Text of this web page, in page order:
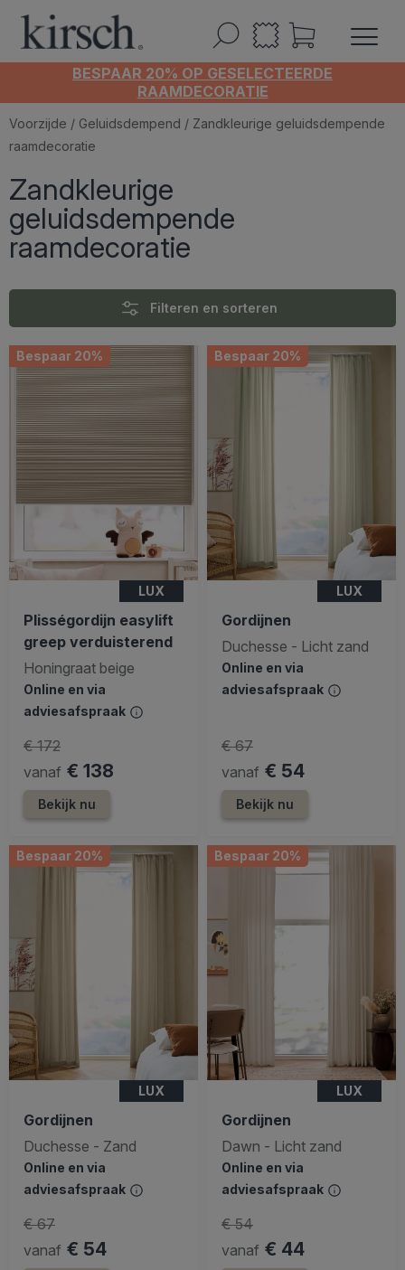
BESPAAR 20% OP GESELECTEERDE
RAAMDECORATIE
Voorzijde / Geluidsdempend / Zandkleurige geluidsdempende
raamdecoratie
Zandkleurige
geluidsdempende
raamdecoratie
Filteren en sorteren
Bespaar 20%
LUX
Plisségordijn easylift
greep verduisterend
Honingraat beige
Online en via
adviesafspraak
vanaf € 138
€ 172
Bekijk nu
Bespaar 20%
LUX
Gordijnen
Duchesse - Licht zand
Online en via
adviesafspraak
vanaf € 54
€ 67
Bekijk nu
Bespaar 20%
LUX
Gordijnen
Duchesse - Zand
Online en via
adviesafspraak
vanaf € 54
€ 67
Bespaar 20%
LUX
Gordijnen
Dawn - Licht zand
Online en via
adviesafspraak
vanaf € 44
€ 54